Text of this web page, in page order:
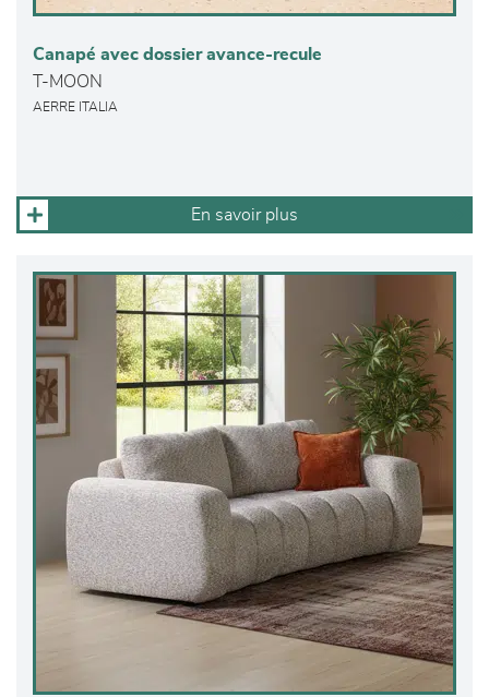
Canapé avec dossier avance-recule
T-MOON
AERRE ITALIA
En savoir plus